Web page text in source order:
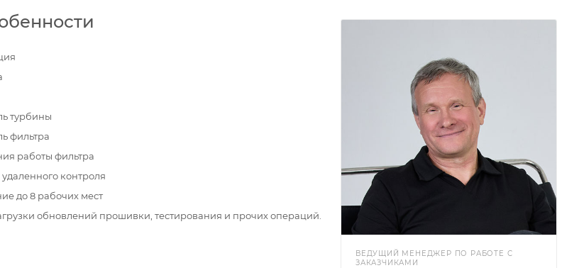
турбины
фильтра
работы фильтра
контроля
до 8 рабочих мест
обновлений прошивки, тестирования и прочих операций.
ВЕДУЩИЙ МЕНЕДЖЕР ПО РАБОТЕ С
ЗАКАЗЧИКАМИ